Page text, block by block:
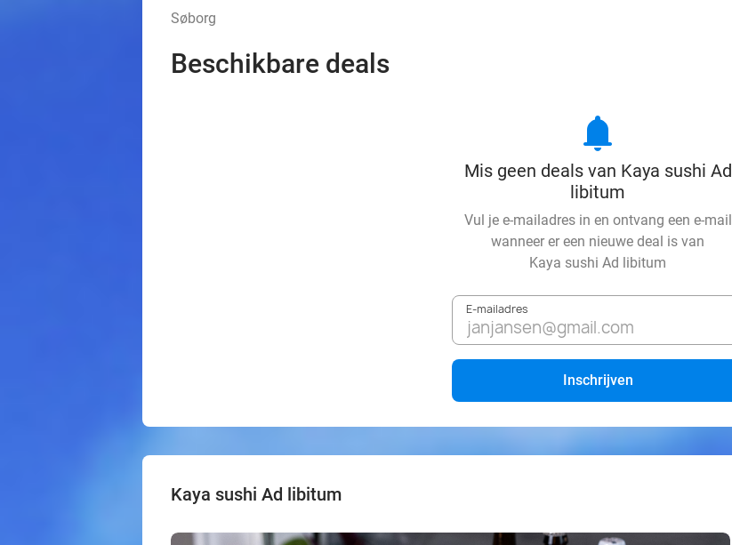
Søborg
Beschikbare deals
notifications
Mis geen deals van Kaya sushi Ad
libitum
Vul je e-mailadres in en ontvang een e-mail
wanneer er een nieuwe deal is van
Kaya sushi Ad libitum
E-mailadres
Inschrijven
Kaya sushi Ad libitum